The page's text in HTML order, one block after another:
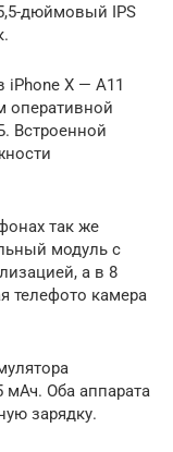
дюймовый IPS
iPhone X — А11
оперативной
Встроенной
так же
модуль с
а в 8
телефото камера
мАч. Оба аппарата
зарядку.